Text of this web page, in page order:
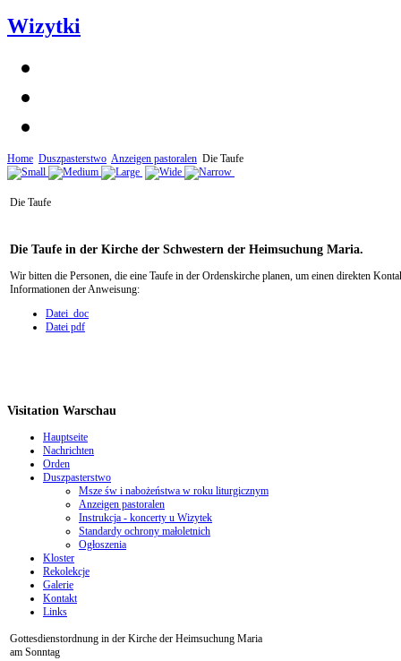
Wizytki
Home Duszpasterstwo Anzeigen pastoralen Die Taufe
Die Taufe
Die Taufe in der Kirche der Schwestern der Heimsuchung Maria.
Wir bitten die Personen, die eine Taufe in der Ordenskirche planen, um einen direkten
Informationen der Anweisung:
Datei doc
Datei pdf
Visitation Warschau
Hauptseite
Nachrichten
Orden
Duszpasterstwo
Msze św i nabożeństwa w roku liturgicznym
Anzeigen pastoralen
Instrukcja - koncerty u Wizytek
Standardy ochrony małoletnich
Ogłoszenia
Kloster
Rekolekcje
Galerie
Kontakt
Links
Gottesdienstordnung in der Kirche der Heimsuchung Maria
am Sonntag